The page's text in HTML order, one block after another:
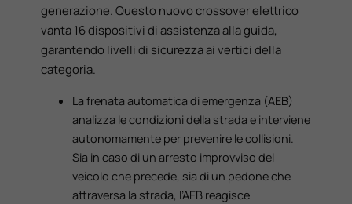
generazione. Questo nuovo crossover elettrico
vanta 16 dispositivi di assistenza alla guida,
garantendo livelli di sicurezza ai vertici della
categoria.
La frenata automatica di emergenza (AEB)
analizza le condizioni della strada e interviene
autonomamente per prevenire le collisioni.
Sia in caso di un arresto improvviso del
veicolo che precede, sia di un pedone che
attraversa la strada, l’AEB reagisce